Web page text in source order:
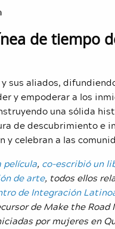
de tiempo
sus aliados,
y empoderar a los
una sólida
de descubrimiento e
y celebran a las
película, co-escribió un
de arte, todos ellos
de Integración
de Make the Road
por mujeres en